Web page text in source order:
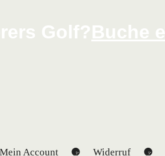
Golf?Buche
Mein Account Widerruf